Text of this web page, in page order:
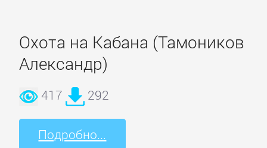
Охота на Кабана (Тамоников
Александр)
417 292
Подробно...
и
Семья:
Домашние
Животные